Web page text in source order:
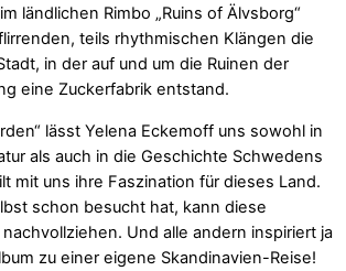
ländlichen Rimbo „Ruins of Älvsborg“
teils rhythmischen Klängen die
in der auf und um die Ruinen der
eine Zuckerfabrik entstand.
lässt Yelena Eckemoff uns sowohl in
als auch in die Geschichte Schwedens
mit uns ihre Faszination für dieses Land.
schon besucht hat, kann diese
Und alle andern inspiriert ja
zu einer eigene Skandinavien-Reise!
Mit dem